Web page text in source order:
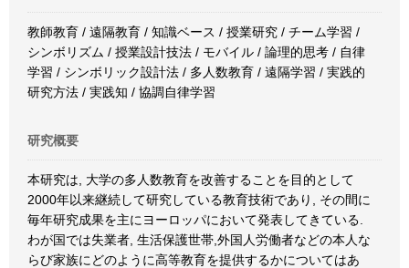
教師教育 / 遠隔教育 / 知識ベース / 授業研究 / チーム学習 /
シンボリズム / 授業設計技法 / モバイル / 論理的思考 / 自律
学習 / シンボリック設計法 / 多人数教育 / 遠隔学習 / 実践的
研究方法 / 実践知 / 協調自律学習
研究概要
本研究は, 大学の多人数教育を改善することを目的として
2000年以来継続して研究している教育技術であり, その間に
毎年研究成果を主にヨーロッパにおいて発表してきている.
わが国では失業者, 生活保護世帯,外国人労働者などの本人な
らび家族にどのように高等教育を提供するかについてはあ